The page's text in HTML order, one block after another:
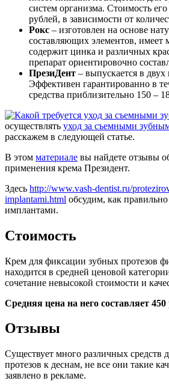
систем организма. Стоимость его
рублей, в зависимости от
Рокс – изготовлен на основе
составляющих элементов, имеет
содержит цинка и различных
препарат ориентировочно
ПрезиДент – выпускается в
Эффективен гарантированно в
средства приблизительно 150 –
осуществлять уход за съемными
расскажем в следующей статье.
В этом материале вы найдете отзывы
применения крема Президент.
Здесь http://www.vash-dentist.ru/
implantami.html обсудим, как
имплантами.
Стоимость
Крем для фиксации зубных протезов
находится в средней ценовой
сочетание невысокой стоимости и
Средняя цена на него составляет 450
Отзывы
Существует много различных средств
протезов к деснам, не все они такие
заявлено в рекламе.